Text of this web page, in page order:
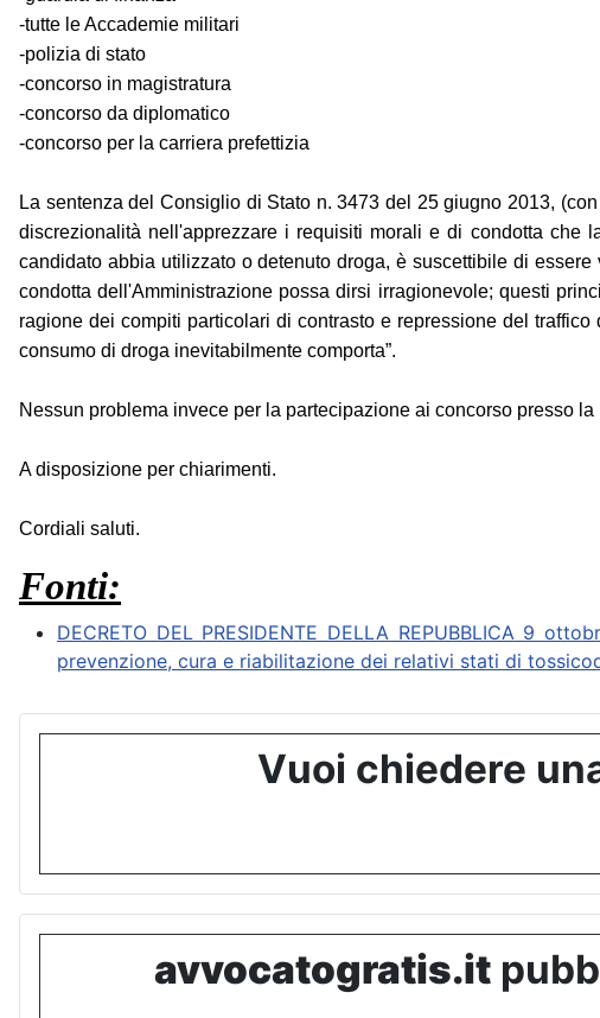
-tutte le Accademie militari
-polizia di stato
-concorso in magistratura
-concorso da diplomatico
-concorso per la carriera prefettizia
La sentenza del Consiglio di Stato n. 3473 del 25 giugno 2013,
discrezionalità nell'apprezzare i requisiti morali e di condotta che
candidato abbia utilizzato o detenuto droga, è suscettibile di
condotta dell'Amministrazione possa dirsi irragionevole; questi
ragione dei compiti particolari di contrasto e repressione del
consumo di droga inevitabilmente comporta”.
Nessun problema invece per la partecipazione ai concorso presso
A disposizione per chiarimenti.
Cordiali saluti.
Fonti:
DECRETO DEL PRESIDENTE DELLA REPUBBLICA 9
prevenzione, cura e riabilitazione dei relativi stati di
Vuoi chiedere
avvocatogratis.it